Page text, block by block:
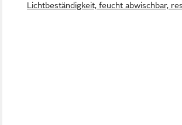
Lichtbeständigkeit, feucht abwischbar,